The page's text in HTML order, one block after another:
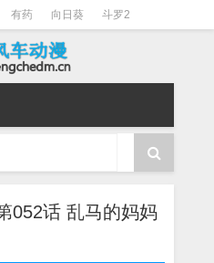
有药 向日葵 斗罗2
南 阴阳师
052话 乱马的妈妈